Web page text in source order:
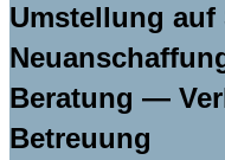
Umstellung
Beratung —
Betreuung